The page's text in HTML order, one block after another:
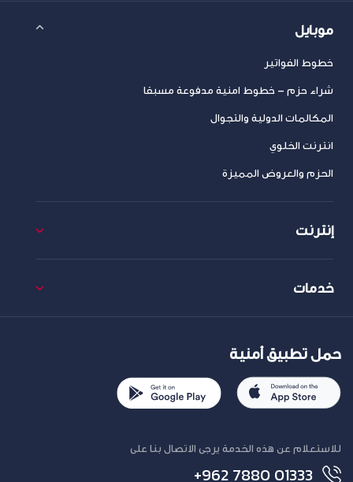
موبايل
خطوط الفواتير
شراء حزم – خطوط امنية مدفوعة مسبقا
المكالمات الدولية والتجوال
انترنت الخلوي
الحزم والعروض المميزة
إنترنت
خدمات
حمل تطبيق أمنية
للاستعلام عن هذه الخدمة يرجى الاتصال بنا على
+962 7880 01333